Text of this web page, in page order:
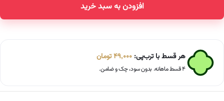
افزودن به سبد خرید
هر قسط با ترب‌پی: 49,000تومان
۴ قسط ماهانه. بدون سود، چک و ضامن.